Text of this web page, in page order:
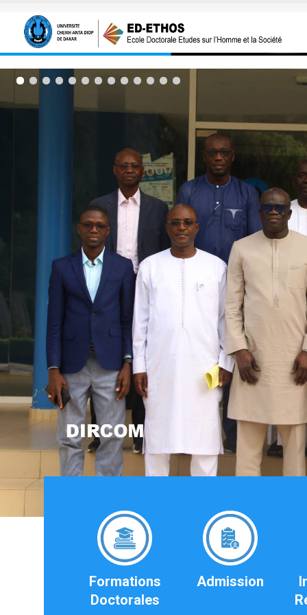
Formations
Doctorales
Admission